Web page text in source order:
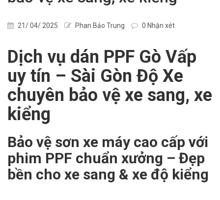
21/ 04/ 2025 Phan Bảo Trung 0 Nhận xét
Dịch vụ dán PPF Gò Vấp
uy tín – Sài Gòn Độ Xe
chuyên bảo vệ xe sang, xe
kiểng
Bảo vệ sơn xe máy cao cấp với
phim PPF chuẩn xưởng – Đẹp
bền cho xe sang & xe độ kiểng